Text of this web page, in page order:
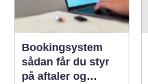
Bookingsystem
sådan får du styr
på aftaler og